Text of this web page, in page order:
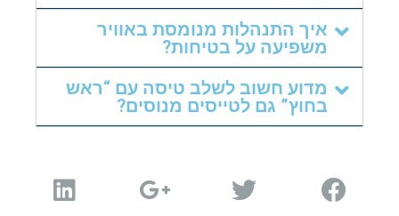
איך התנהלות מנומסת באוויר
משפיעה על בטיחות?
מדוע חשוב לשלב טיסה עם “ראש
בחוץ” גם לטייסים מנוסים?